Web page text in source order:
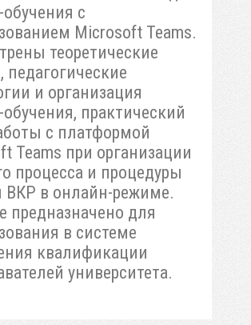
с
Microsoft Teams.
теоретические
педагогические
и организация
практический
с платформой
Teams при организации
процесса и процедуры
ВКР в онлайн-режиме.
предназначено для
в системе
квалификации
университета.